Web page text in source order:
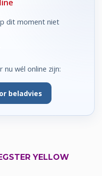
dit moment niet
nu wél online zijn:
beladvies
YELLOW